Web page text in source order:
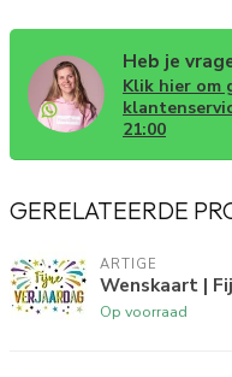
Heb je
Klik hier om
21:00
GERELATEERDE
ARTIGE
Wenskaart |
Op voorraad